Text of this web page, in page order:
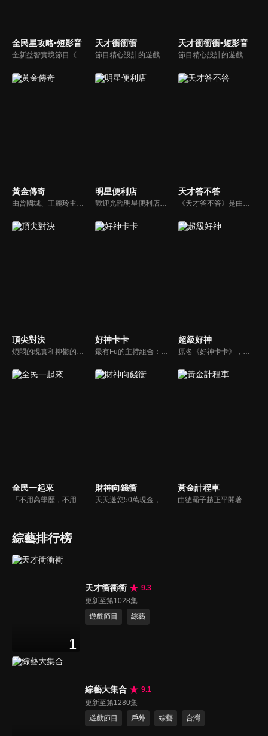
全民星攻略•短影音 天才衝衝衝
節目精心設計的遊戲內容，包括深受觀眾喜愛並且火紅於各大專院校的【TEMPO系列】，考驗藝人用肢體表達能力以及聯想能力的【你是WORD演】、【會演是英雄】，考驗英文程度的【EAR傳耳ABC】，超簡單、超爆笑的【看你怎麼說】，以及考驗藝人反應、機智以及隊友默契的【不可能的默契】等單元，逗趣又爆笑！
天才衝衝衝•短影音
節目精心設計的遊戲內容，包括深受觀眾喜愛並且火紅於各大專院校的【TEMPO系列】，考驗藝人用肢體表達能力以及聯想能力的【你是WORD演】、【會演是英雄】，考驗英文程度的【EAR傳耳ABC】，超簡單、超爆笑的【看你怎麼說】，以及考驗藝人反應、機智以及隊友默契的【不可能的默契】等單元，逗趣又爆笑！
黃金傳奇
由曾國城、王麗玲主持，許多人記憶中的經典外景綜藝節目之一。每次闖關成功的隊伍，可獲得藏寶圖；拼湊出完整藏寶圖者，可憑著藏寶圖提示至寶箱放置處；最後以正確寶箱之正確答案鑰匙開啟成功者，除隊長本身外的每位參賽者，即可獲得價值新台幣5萬元之黃金金牌。
明星便利店
歡迎光臨明星便利店！你覺得便利店裡面有什麼？關東煮？茶葉蛋？還是讓你尖叫的大明星？一家擁有明星的便利店，到底有多稀奇，你會不會想要光臨呢？
天才答不答
《天才答不答》是由吳宗憲和吳怡霈共同主持的益智節目。節目設立高額的獎金來考驗藝人們真實的人性，同時將題目立體化，讓你身歷其境去冒險答題。更有哪些出乎意料的處罰，讓藝人羞愧的不想再答錯！一個最接近「人性」與「真實」的益智節目，現在就讓吳宗憲帶你輕鬆玩轉知識。
頂尖對決
煩悶的現實和抑鬱的社會，你需要的就是笑、大聲笑、開口笑，《頂尖對決》就要你笑到落ㄟ骸，最具綜藝實力的庹宗康，和喜感十足的納豆各自領軍對抗，藝人搞笑pk笑果十足，《頂尖對決》讓你忘掉一週煩惱！
好神卡卡
最有Fu的主持組合：「A咖天王」徐乃麟+「好神天心」朱芯儀+「真理大學校花」洪棠+「台大獸醫碩士」LYDIA。遊戲的層層關卡，來賓必須要和主持人比反應，比記憶，比機智，比膽識，幸運女神的眷顧與遠離永遠都是個未知數！
超級好神
原名《好神卡卡》，後改名為《超級好神》，是一檔益智類綜藝節目，由「A咖天王」徐乃麟搭配黃鐙輝主持。「好神智慧王」、「好神記憶王」、「誰是爆點王」、「好神送好禮」四個單元，讓來賓一較高下。比反應，比記憶，比機智，比膽識，幸運女神的眷顧與遠離永遠都是個未知數！
全民一起來
「不用高學歷，不用會答題，全民一起來，獎金拿不完！」《全民一起來》是一檔結合手機遊戲的大型現場直播益智節目，「記憶、觀察、反應、平衡、敏捷...」，多道關卡考驗挑戰者的多元智能及體能，見證藝人明星各項不可思議的挑戰。
財神向錢衝
天天送您50萬現金，還有汽車大獎！不考智力、體力，挑戰家人、同事、同學、朋友互相了解的成渡和共同生活經驗。快來參加《財神向前衝》大獎通通送給您。
黃金計程車
由總霸子趙正平開著計程車在街頭隨機找尋搭車路人，進行機智問答，如果十題答對就可以拿走金元寶！如果沒有答對，就把當前獎金減一個0然後發放！另外節目中總霸子趙正平還會帶我們遍尋美食名景。
綜藝排行榜
1
天才衝衝衝
9.3
更新至第1028集
遊戲節目
綜藝
綜藝大集合
9.1
更新至第1280集
遊戲節目
戶外 綜藝 台灣